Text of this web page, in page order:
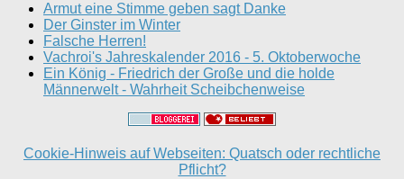
Armut eine Stimme geben sagt Danke
Der Ginster im Winter
Falsche Herren!
Vachroi's Jahreskalender 2016 - 5. Oktoberwoche
Ein König - Friedrich der Große und die holde
Männerwelt - Wahrheit Scheibchenweise
Cookie-Hinweis auf Webseiten: Quatsch oder rechtliche
Pflicht?